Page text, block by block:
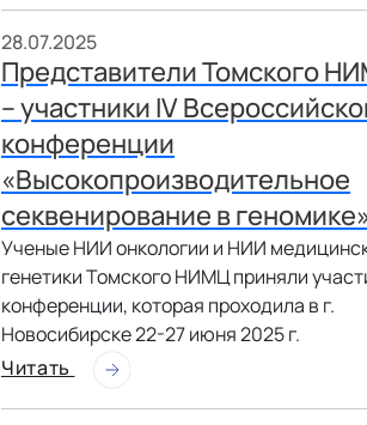
28.07.2025
Представители Томского
– участники IV
конференции
«Высокопроизводительное
секвенирование в
Ученые НИИ онкологии и НИИ
генетики Томского НИМЦ приняли
конференции, которая проходила в г.
Новосибирске 22-27 июня 2025 г.
Читать